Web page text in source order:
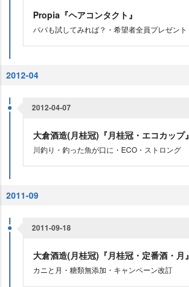
Propia『ヘアコンタクト』
パパも試してみれば？・希望者全員プレゼント
2012-04
2012-04-07
大倉酒造(月桂冠)『月桂冠・エコカップ』
川釣り・釣った魚が口に・ECO・ストロング
2011-09
2011-09-18
大倉酒造(月桂冠)『月桂冠・定番酒・月』
カニと月・糖類無添加・キャンペーン改訂